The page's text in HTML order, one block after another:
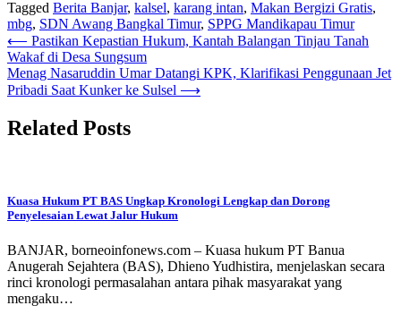
Tagged Berita Banjar, kalsel, karang intan, Makan Bergizi Gratis,
mbg, SDN Awang Bangkal Timur, SPPG Mandikapau Timur
Navigasi
pos
⟵ Pastikan Kepastian Hukum, Kantah Balangan Tinjau Tanah
Wakaf di Desa Sungsum
Menag Nasaruddin Umar Datangi KPK, Klarifikasi Penggunaan Jet
Pribadi Saat Kunker ke Sulsel ⟶
Related Posts
Kuasa Hukum PT BAS Ungkap Kronologi Lengkap dan Dorong
Penyelesaian Lewat Jalur Hukum
BANJAR, borneoinfonews.com – Kuasa hukum PT Banua
Anugerah Sejahtera (BAS), Dhieno Yudhistira, menjelaskan secara
rinci kronologi permasalahan antara pihak masyarakat yang
mengaku…